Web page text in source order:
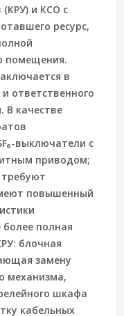
(КРУ) и КСО с
ресурс,
помещения.
в
ответственного
В качестве
выключатели с
приводом;
повышенный
полная
блочная
замену
механизма,
шкафа
кабельных